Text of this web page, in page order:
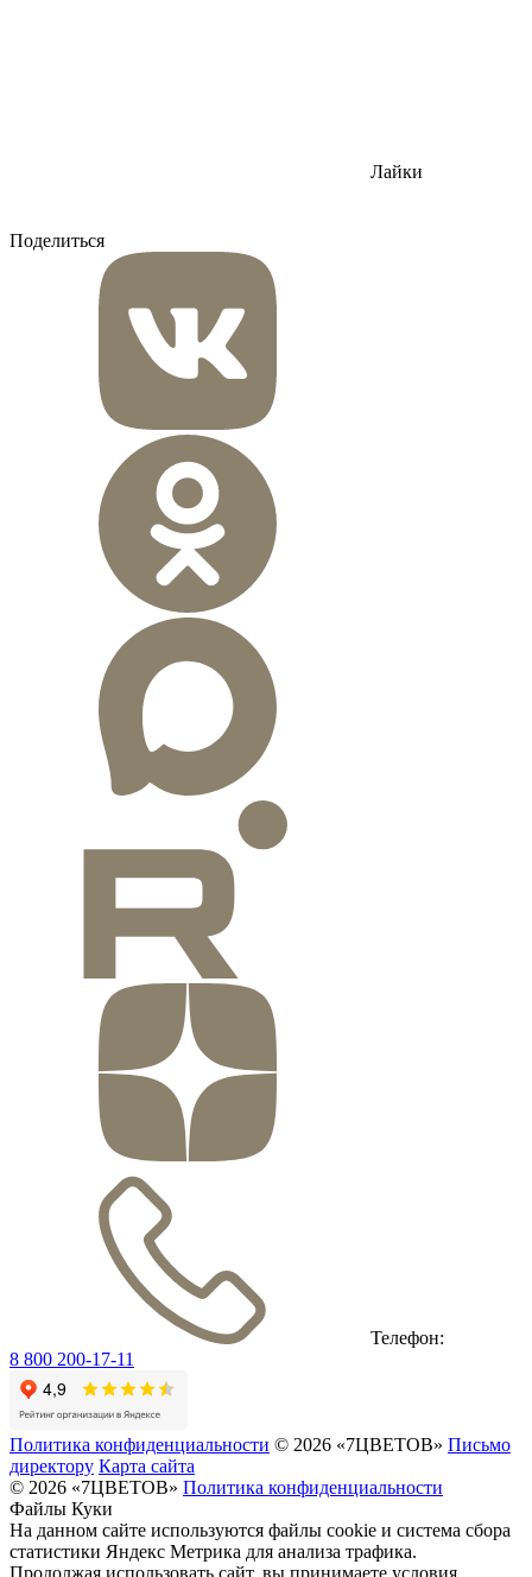
Лайки
Поделиться
Телефон:
8 800 200-17-11
Политика конфиденциальности © 2026 «7ЦВЕТОВ» Письмо
директору Карта сайта
© 2026 «7ЦВЕТОВ» Политика конфиденциальности
Файлы Куки
На данном сайте используются файлы cookie и система сбора
статистики Яндекс Метрика для анализа трафика.
Продолжая использовать сайт, вы принимаете условия